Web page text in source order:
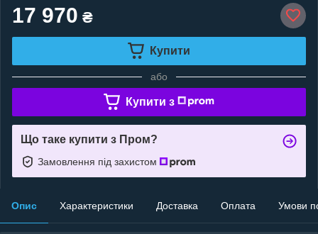
17 970 ₴
Купити
або
Купити з
Що таке купити з Пром?
Замовлення під захистом
Опис Характеристики Доставка Оплата Умови